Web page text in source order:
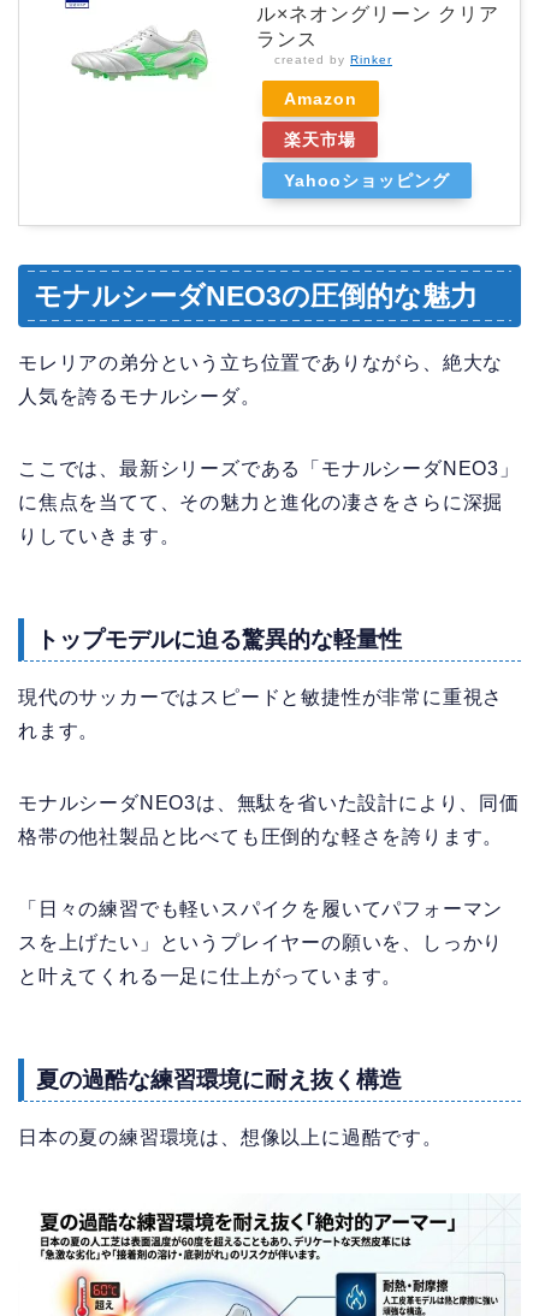
ル×ネオングリーン クリア
ランス
created by Rinker
Amazon
楽天市場
Yahooショッピング
モナルシーダNEO3の圧倒的な魅力
モレリアの弟分という立ち位置でありながら、絶大な
人気を誇るモナルシーダ。
ここでは、最新シリーズである「モナルシーダNEO3」
に焦点を当てて、その魅力と進化の凄さをさらに深掘
りしていきます。
トップモデルに迫る驚異的な軽量性
現代のサッカーではスピードと敏捷性が非常に重視さ
れます。
モナルシーダNEO3は、無駄を省いた設計により、同価
格帯の他社製品と比べても圧倒的な軽さを誇ります。
「日々の練習でも軽いスパイクを履いてパフォーマン
スを上げたい」というプレイヤーの願いを、しっかり
と叶えてくれる一足に仕上がっています。
夏の過酷な練習環境に耐え抜く構造
日本の夏の練習環境は、想像以上に過酷です。